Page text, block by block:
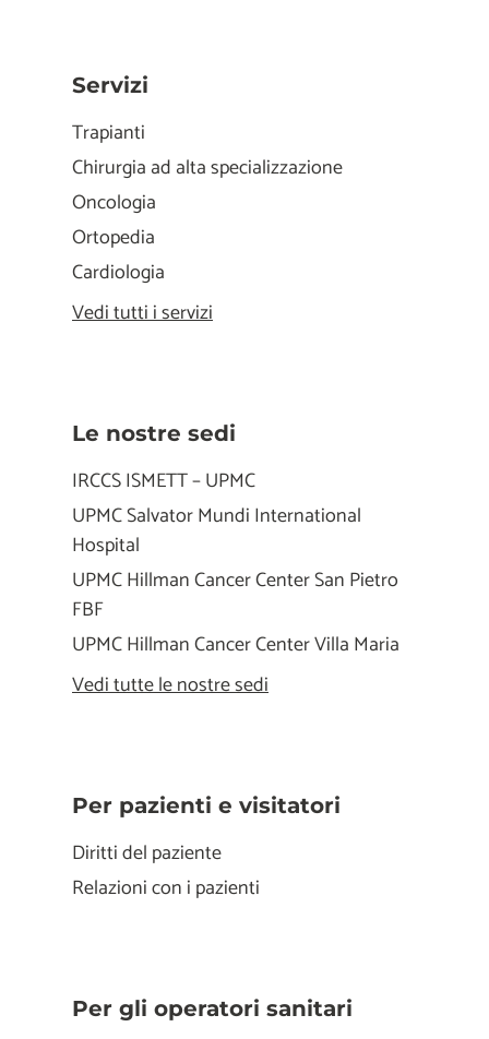
Servizi
Trapianti
Chirurgia ad alta specializzazione
Oncologia
Ortopedia
Cardiologia
Vedi tutti i servizi
Le nostre sedi
IRCCS ISMETT – UPMC
UPMC Salvator Mundi International
Hospital
UPMC Hillman Cancer Center San Pietro
FBF
UPMC Hillman Cancer Center Villa Maria
Vedi tutte le nostre sedi
Per pazienti e visitatori
Diritti del paziente
Relazioni con i pazienti
Per gli operatori sanitari